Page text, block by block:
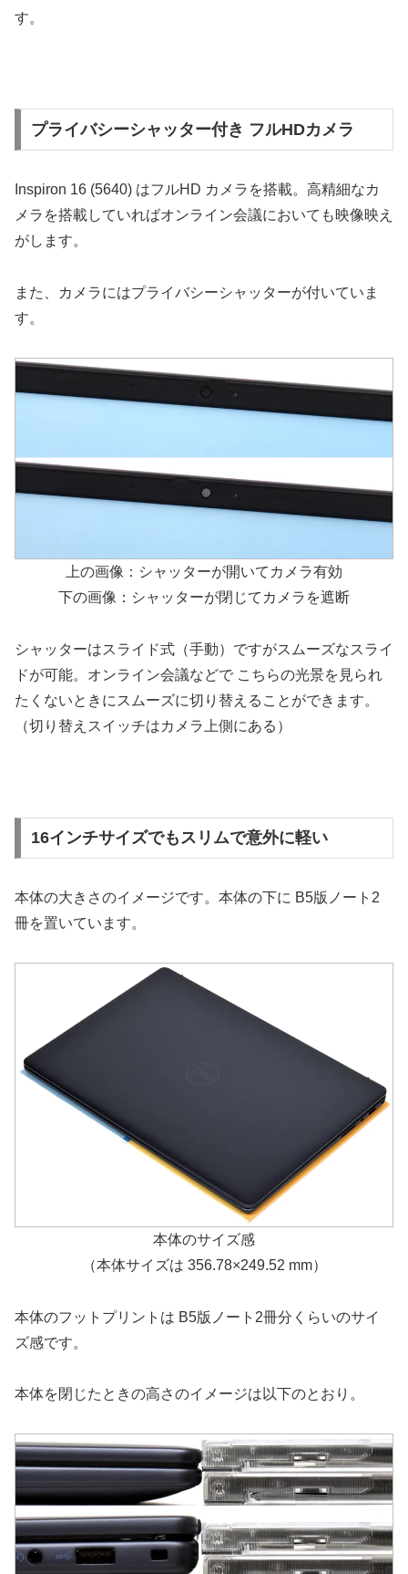
す。
プライバシーシャッター付き フルHDカメラ
Inspiron 16 (5640) はフルHD カメラを搭載。高精細なカ
メラを搭載していればオンライン会議においても映像映え
がします。
また、カメラにはプライバシーシャッターが付いていま
す。
上の画像：シャッターが開いてカメラ有効
下の画像：シャッターが閉じてカメラを遮断
シャッターはスライド式（手動）ですがスムーズなスライ
ドが可能。オンライン会議などで こちらの光景を見られ
たくないときにスムーズに切り替えることができます。
（切り替えスイッチはカメラ上側にある）
16インチサイズでもスリムで意外に軽い
本体の大きさのイメージです。本体の下に B5版ノート2
冊を置いています。
本体のサイズ感
（本体サイズは 356.78×249.52 mm）
本体のフットプリントは B5版ノート2冊分くらいのサイ
ズ感です。
本体を閉じたときの高さのイメージは以下のとおり。